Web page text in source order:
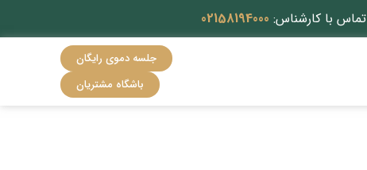
تماس با کارشناس: 02158194000
جلسه دموی رایگان
باشگاه مشتریان